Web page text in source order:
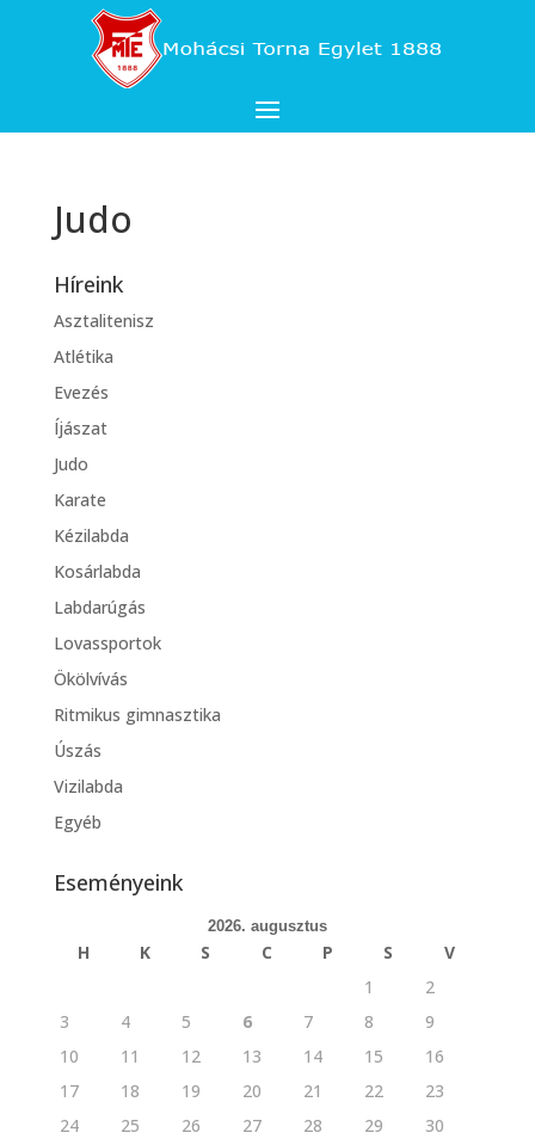
Judo
Híreink
Asztalitenisz
Atlétika
Evezés
Íjászat
Judo
Karate
Kézilabda
Kosárlabda
Labdarúgás
Lovassportok
Ökölvívás
Ritmikus gimnasztika
Úszás
Vizilabda
Egyéb
Eseményeink
2026. augusztus
H K S C P S
V
1
2
3
4 5 6 7 8
9
10
11 12 13 14 15
16
17
18 19 20 21 22
23
24
25 26 27 28 29
30